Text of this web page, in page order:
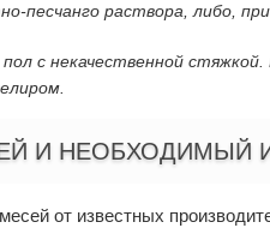
раствора, либо,
с некачественной
И НЕОБХОДИМЫЙ
от известных